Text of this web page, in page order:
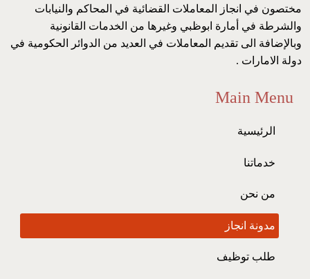
مختصون في انجاز المعاملات القضائية في المحاكم والنيابات
والشرطة في أمارة ابوظبي وغيرها من الخدمات القانونية
وبالإضافة الى تقديم المعاملات في العديد من الدوائر الحكومية في
دولة الامارات .
Main Menu
الرئيسية
خدماتنا
من نحن
مدونة انجاز
طلب توظيف